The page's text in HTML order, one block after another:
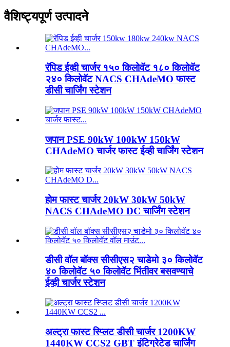
वैशिष्ट्यपूर्ण उत्पादने
रॅपिड ईव्ही चार्जर १५० किलोवॅट १८० किलोवॅट
२४० किलोवॅट NACS CHAdeMO फास्ट
डीसी चार्जिंग स्टेशन
जपान PSE 90kW 100kW 150kW
CHAdeMO चार्जर फास्ट ईव्ही चार्जिंग स्टेशन
होम फास्ट चार्जर 20kW 30kW 50kW
NACS CHAdeMO DC चार्जिंग स्टेशन
डीसी वॉल बॉक्स सीसीएस२ चाडेमो ३० किलोवॅट
४० किलोवॅट ५० किलोवॅट भिंतीवर बसवण्याचे
ईव्ही चार्जर स्टेशन
अल्ट्रा फास्ट स्प्लिट डीसी चार्जर 1200KW
1440KW CCS2 GBT इंटिग्रेटेड चार्जिंग